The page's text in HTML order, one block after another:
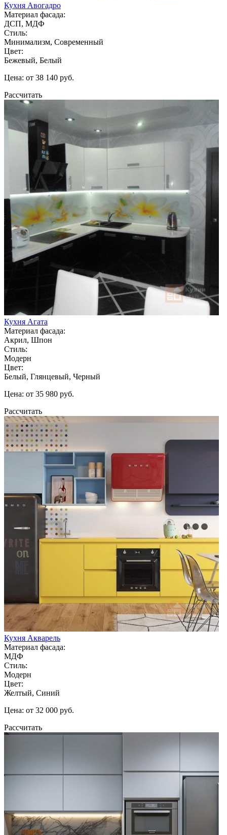
Кухня Авогадро
Материал фасада:
ДСП, МДФ
Стиль:
Минимализм, Современный
Цвет:
Бежевый, Белый
Цена: от 38 140 руб.
Рассчитать
Кухня Агата
Материал фасада:
Акрил, Шпон
Стиль:
Модерн
Цвет:
Белый, Глянцевый, Черный
Цена: от 35 980 руб.
Рассчитать
Кухня Акварель
Материал фасада:
МДФ
Стиль:
Модерн
Цвет:
Желтый, Синий
Цена: от 32 000 руб.
Рассчитать